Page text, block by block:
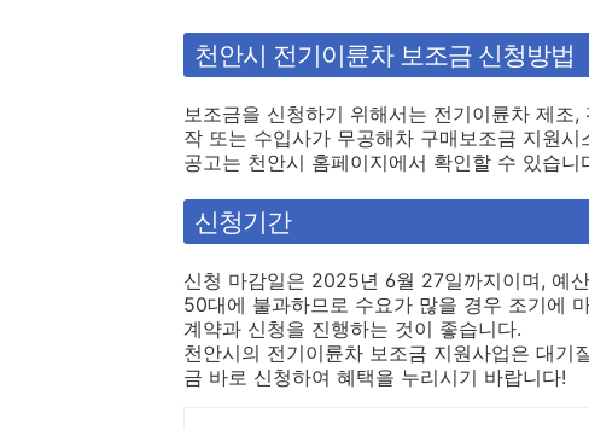
천안시 전기이륜차 보조금 신청방법
보조금을 신청하기 위해서는 전기이륜차 제
작 또는 수입사가 무공해차 구매보조금 지원
공고는 천안시 홈페이지에서 확인할 수 있습니
신청기간
신청 마감일은 2025년 6월 27일까지이며, 예
50대에 불과하므로 수요가 많을 경우 조기에
계약과 신청을 진행하는 것이 좋습니다.
천안시의 전기이륜차 보조금 지원사업은 대기
금 바로 신청하여 혜택을 누리시기 바랍니다!